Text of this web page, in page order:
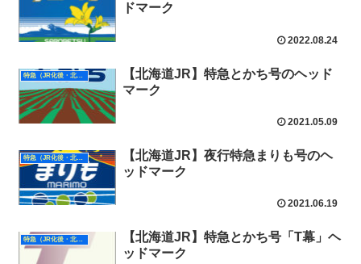
ドマーク
2022.08.24
特急（JR化後・北海道）
【北海道JR】特急とかち号のヘッド
マーク
2021.05.09
【北海道JR】夜行特急まりも号のヘ
ッドマーク
2021.06.19
特急（JR化後・北海道）
【北海道JR】特急とかち号「T幕」ヘ
ッドマーク